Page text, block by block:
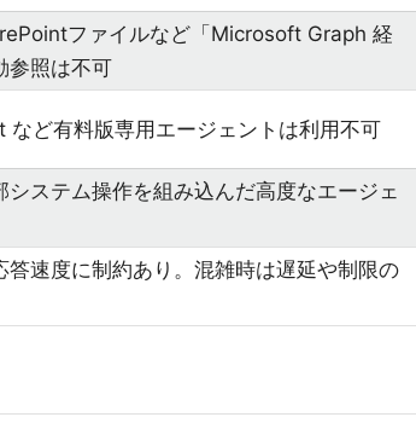
ファイルなど「Microsoft Graph 経
参照は不可
ど有料版専用エージェントは利用不可
システム操作を組み込んだ高度なエージェ
答速度に制約あり。混雑時は遅延や制限の